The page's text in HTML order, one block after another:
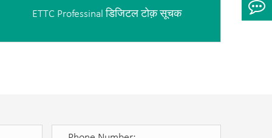
ETTC Professinal डिजिटल टोक़ सूचक